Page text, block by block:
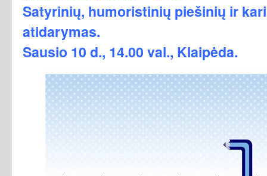
Satyrinių, humoristinių piešinių ir
atidarymas.
Sausio 10 d., 14.00 val., Klaipėda.